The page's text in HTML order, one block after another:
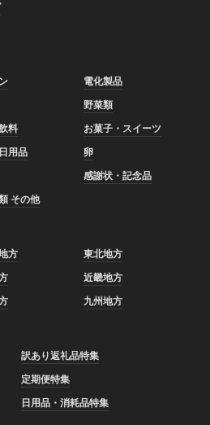
電化製品
野菜類
料
お菓子・スイーツ
用品
卵
感謝状・記念品
その他
方
東北地方
近畿地方
九州地方
訳あり返礼品特集
定期便特集
日用品・消耗品特集